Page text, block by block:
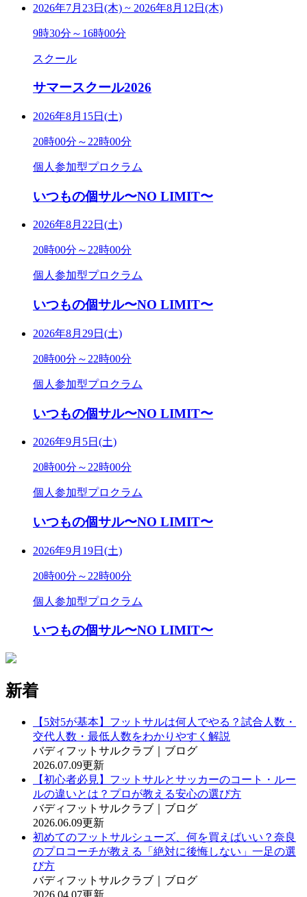
2026年7月23日(木) ~ 2026年8月12日(木)
9時30分～16時00分
スクール
サマースクール2026
2026年8月15日(土)
20時00分～22時00分
個人参加型プロクラム
いつもの個サル〜NO LIMIT〜
2026年8月22日(土)
20時00分～22時00分
個人参加型プロクラム
いつもの個サル〜NO LIMIT〜
2026年8月29日(土)
20時00分～22時00分
個人参加型プロクラム
いつもの個サル〜NO LIMIT〜
2026年9月5日(土)
20時00分～22時00分
個人参加型プロクラム
いつもの個サル〜NO LIMIT〜
2026年9月19日(土)
20時00分～22時00分
個人参加型プロクラム
いつもの個サル〜NO LIMIT〜
新着
【5対5が基本】フットサルは何人でやる？試合人数・
交代人数・最低人数をわかりやすく解説
バディフットサルクラブ｜ブログ
2026.07.09更新
【初心者必見】フットサルとサッカーのコート・ルー
ルの違いとは？プロが教える安心の選び方
バディフットサルクラブ｜ブログ
2026.06.09更新
初めてのフットサルシューズ、何を買えばいい？奈良
のプロコーチが教える「絶対に後悔しない」一足の選
び方
バディフットサルクラブ｜ブログ
2026.04.07更新